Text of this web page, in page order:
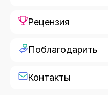
Рецензия
Поблагодарить
Контакты